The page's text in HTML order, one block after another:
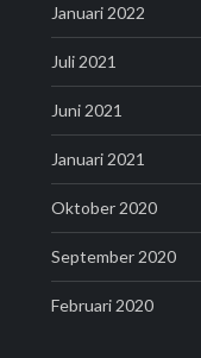
Januari 2022
Juli 2021
Juni 2021
Januari 2021
Oktober 2020
September 2020
Februari 2020